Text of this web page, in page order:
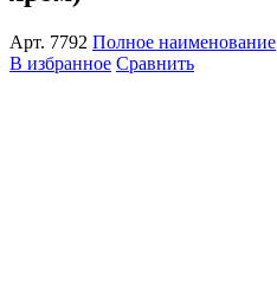
Арт. 7792 Полное наименование
В избранное Сравнить